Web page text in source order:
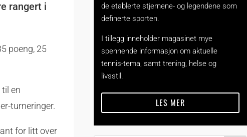
rangert i
poeng, 25
en
turneringer.
for litt over
de etablerte stjernene- og legendene som
definerte sporten.
I tillegg inneholder magasinet mye
spennende informasjon om aktuelle
tennis-tema, samt trening, helse og
livsstil.
LES MER